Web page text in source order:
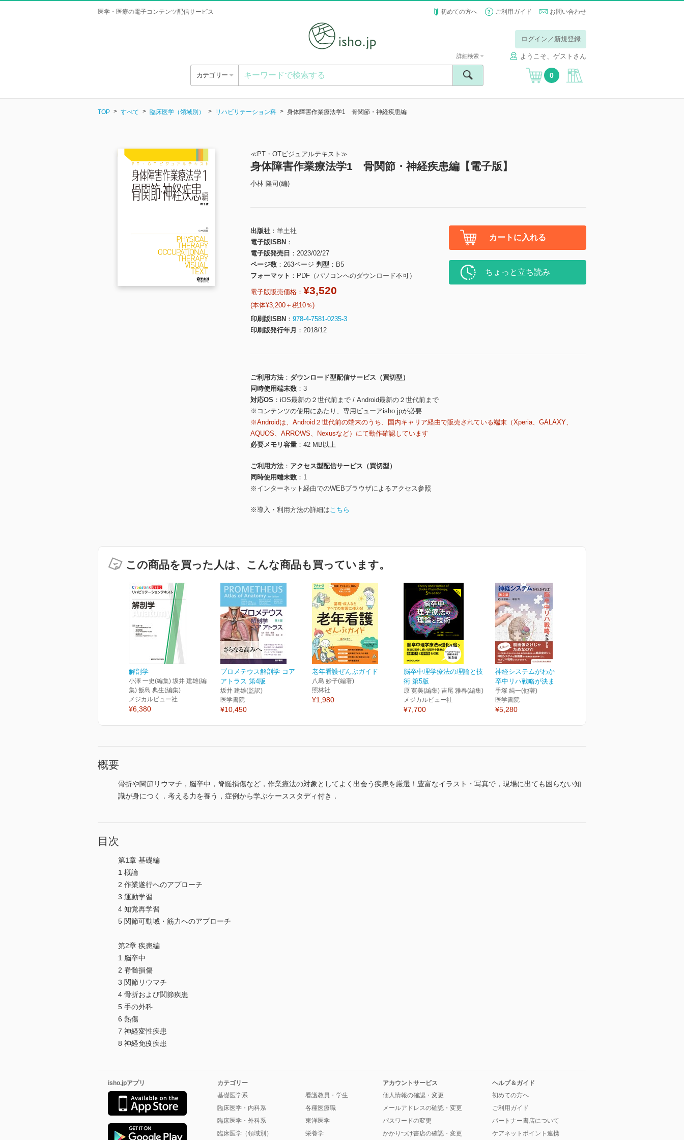
医学・医療の電子コンテンツ配信サービス 初めての方へ ご利用ガイド お問い合わせ
ログイン／新規登録
ようこそ、ゲストさん
カテゴリー
詳細検索
0
TOP すべて 臨床医学（領域別） リハビリテーション科 身体障害作業療法学1 骨関節・神経疾患編
≪PT・OTビジュアルテキスト≫
身体障害作業療法学1 骨関節・神経疾患編【電子版】
小林 隆司(編)
出版社
羊土社
電子版ISBN
電子版発売日
2023/02/27
ページ数
263ページ 判型
B5
フォーマット
PDF（パソコンへのダウンロード不可）
電子版販売価格： ¥3,520
(本体¥3,200＋税10％)
印刷版ISBN
978-4-7581-0235-3
印刷版発行年月
2018/12
カートに入れる
ちょっと立ち読み
ご利用方法
ダウンロード型配信サービス（買切型）
同時使用端末数
3
対応OS
iOS最新の２世代前まで / Android最新の２世代前まで
※コンテンツの使用にあたり、専用ビューアisho.jpが必要
※Androidは、Android２世代前の端末のうち、国内キャリア経由で販売されている端末（Xperia、GALAXY、
AQUOS、ARROWS、Nexusなど）にて動作確認しています
必要メモリ容量
42 MB以上
ご利用方法
アクセス型配信サービス（買切型）
同時使用端末数
1
※インターネット経由でのWEBブラウザによるアクセス参照
※導入・利用方法の詳細はこちら
この商品を買った人は、こんな商品も買っています。
解剖学
小澤 一史(編集) 坂井 建雄(編
集) 飯島 典生(編集)
メジカルビュー社
¥6,380
プロメテウス解剖学 コア
アトラス 第4版
坂井 建雄(監訳)
医学書院
¥10,450
老年看護ぜんぶガイド
八島 妙子(編著)
照林社
¥1,980
脳卒中理学療法の理論と技
術 第5版
原 寛美(編集) 吉尾 雅春(編集)
メジカルビュー社
¥7,700
神経システムがわかれば脳
卒中リハ戦略が決まる 第...
手塚 純一(他著)
医学書院
¥5,280
概要
骨折や関節リウマチ，脳卒中，脊髄損傷など，作業療法の対象としてよく出会う疾患を厳選！豊富なイラスト・写真で，現場に出ても困らない知
識が身につく．考える力を養う，症例から学ぶケーススタディ付き．
目次
第1章 基礎編
1 概論
2 作業遂行へのアプローチ
3 運動学習
4 知覚再学習
5 関節可動域・筋力へのアプローチ
第2章 疾患編
1 脳卒中
2 脊髄損傷
3 関節リウマチ
4 骨折および関節疾患
5 手の外科
6 熱傷
7 神経変性疾患
8 神経免疫疾患
isho.jpアプリ
カテゴリー
基礎医学系
臨床医学・内科系
臨床医学・外科系
臨床医学（領域別）
看護教員・学生
各種医療職
東洋医学
栄養学
アカウントサービス
個人情報の確認・変更
メールアドレスの確認・変更
パスワードの変更
かかりつけ書店の確認・変更
ヘルプ＆ガイド
初めての方へ
ご利用ガイド
パートナー書店について
ケアネットポイント連携